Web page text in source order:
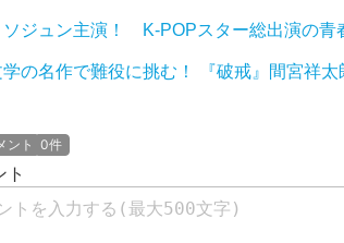
ジュン主演！ K-POPスター総出演の青
学の名作で難役に挑む！ 『破戒』間宮祥